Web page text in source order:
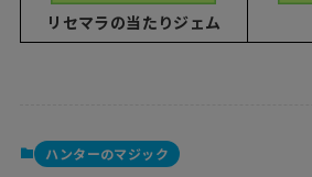
リセマラの当たりジェム
ハンターのマジック